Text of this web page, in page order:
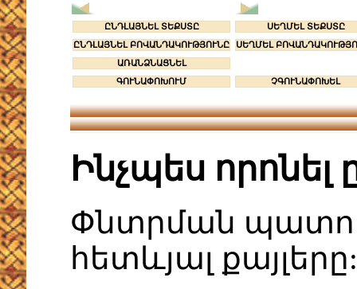
ԸՆԴԼԱՅՆԵԼ ՏԵՔՍՏԸ
ՍԵՂՄԵԼ ՏԵՔՍՏԸ
ԸՆԴԼԱՅՆԵԼ ԲՈՎԱՆԴԱԿՈՒԹՅՈՒՆԸ
ՍԵՂՄԵԼ
ԱՌԱՆՁՆԱՑՆԵԼ
ԳՈՒՆԱՓՈԽՈՒՄ
ՉԳՈՒՆԱՓՈԽԵԼ
Ինչպես
Փնտրման
հետևյալ քայլերը: